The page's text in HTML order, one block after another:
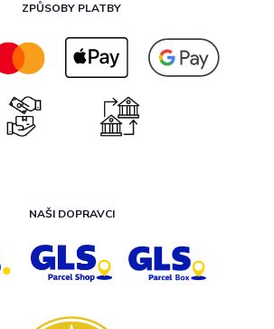
ZPŮSOBY PLATBY
NAŠI DOPRAVCI